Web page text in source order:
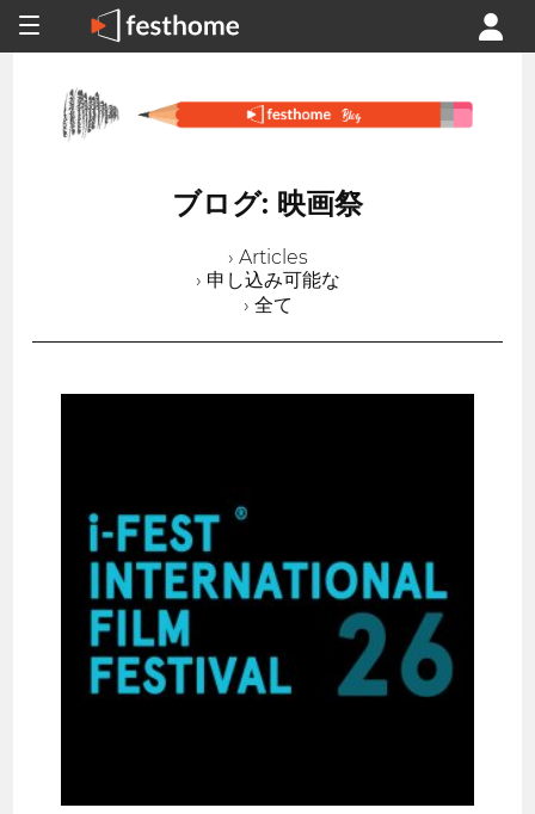
ブログ: 映画祭
› Articles
› 申し込み可能な
› 全て